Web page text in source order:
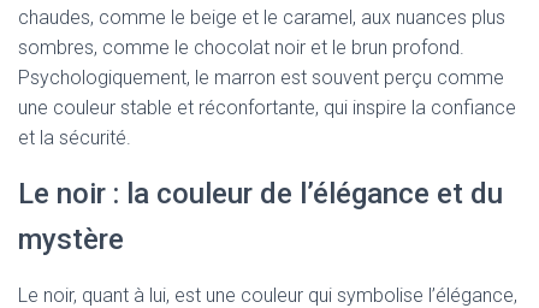
chaudes, comme le beige et le caramel, aux nuances plus
sombres, comme le chocolat noir et le brun profond.
Psychologiquement, le marron est souvent perçu comme
une couleur stable et réconfortante, qui inspire la confiance
et la sécurité.
Le noir : la couleur de l’élégance et du
mystère
Le noir, quant à lui, est une couleur qui symbolise l’élégance,